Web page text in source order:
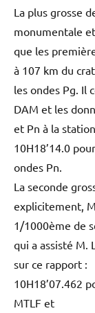
La plus grosse
monumentale
que les
à 107 km du
les ondes Pg. Il
DAM et les
et Pn à la
10H18’14.0
ondes Pn.
La seconde
explicitement,
1/1000ème de
qui a assisté M.
sur ce rapport :
10H18’07.462
MTLF et